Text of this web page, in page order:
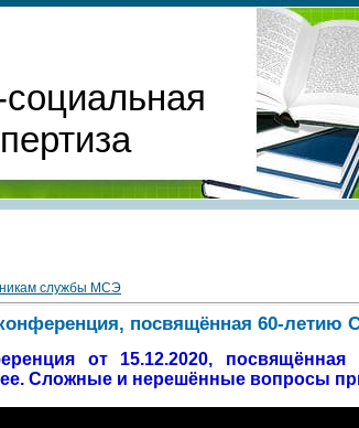
службы МСЭ
посвящённая 60-летию
от 15.12.2020,
Сложные и нерешённые вопросы